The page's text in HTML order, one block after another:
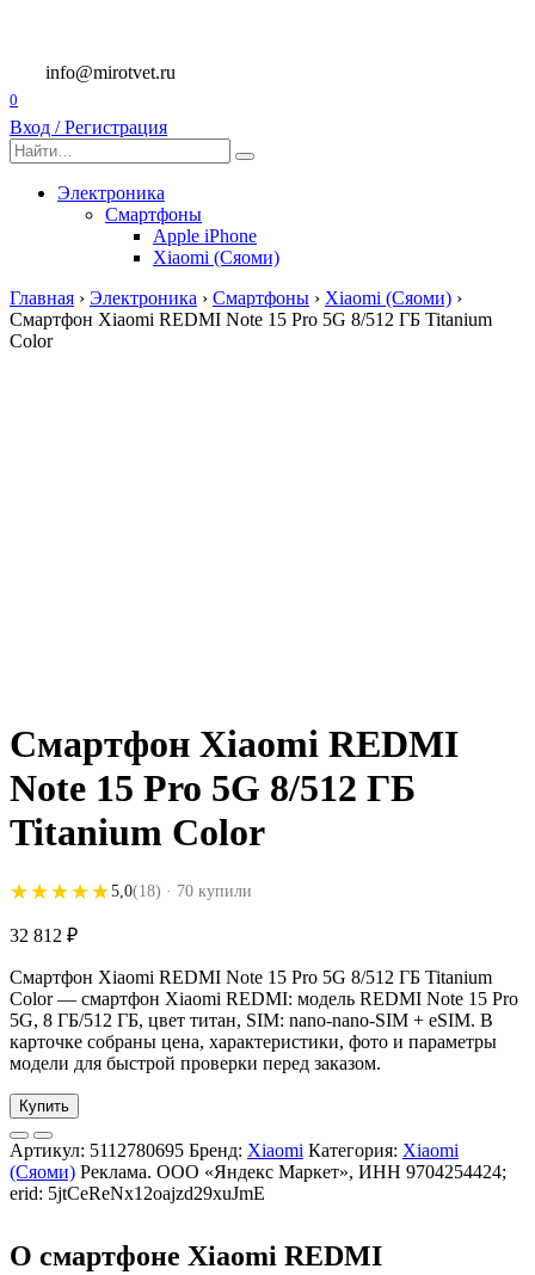
содержанию
info@mirotvet.ru
0
Вход / Регистрация
Search
for:
Электроника
Смартфоны
Apple iPhone
Xiaomi (Сяоми)
Главная › Электроника › Смартфоны › Xiaomi (Сяоми) ›
Смартфон Xiaomi REDMI Note 15 Pro 5G 8/512 ГБ Titanium
Color
Смартфон Xiaomi REDMI
Note 15 Pro 5G 8/512 ГБ
Titanium Color
★★★★★
★★★★★5,0(18) · 70 купили
32 812 ₽
Смартфон Xiaomi REDMI Note 15 Pro 5G 8/512 ГБ Titanium
Color — смартфон Xiaomi REDMI: модель REDMI Note 15 Pro
5G, 8 ГБ/512 ГБ, цвет титан, SIM: nano-nano-SIM + eSIM. В
карточке собраны цена, характеристики, фото и параметры
модели для быстрой проверки перед заказом.
Купить
Артикул: 5112780695 Бренд: Xiaomi Категория: Xiaomi
(Сяоми) Реклама. ООО «Яндекс Маркет», ИНН 9704254424;
erid: 5jtCeReNx12oajzd29xuJmE
О смартфоне Xiaomi REDMI